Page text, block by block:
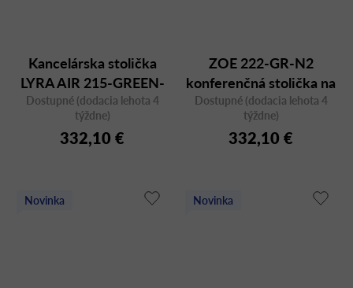
Kancelárska stolička
LYRA AIR 215-GREEN-
SYS v zelenom
prevedení
Dostupné (dodacia lehota 4
týždne)
332,10 €
ZOE 222-GR-N2
konferenčná stolička na
kolieskach
Dostupné (dodacia lehota 4
týždne)
332,10 €
Novinka Novinka